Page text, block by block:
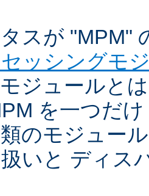
スが "MPM"
ッシングモ
ジュールと
を一つだ
のモジュー
いと ディス